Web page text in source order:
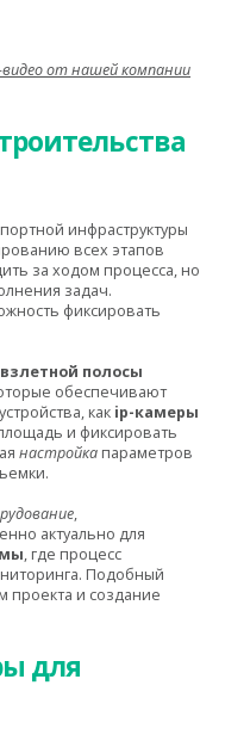
видео от нашей компании
инфраструктуры
всех этапов
за ходом процесса, но
задач.
фиксировать
полосы
обеспечивают
как ip-камеры
и фиксировать
настройка параметров
,
актуально для
, где процесс
Подобный
проекта и создание
для